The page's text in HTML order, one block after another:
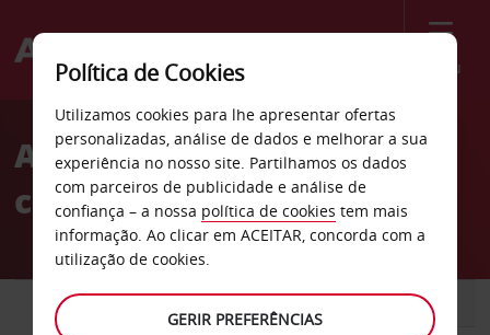
Menu
Welcome
AvisAluguer de
carros Newmarket
CARRO COMERCIAIS
Política de Cookies
Utilizamos cookies para lhe apresentar ofertas
personalizadas, análise de dados e melhorar a sua
experiência no nosso site. Partilhamos os dados
com parceiros de publicidade e análise de
confiança – a nossa política de cookies tem mais
informação. Ao clicar em ACEITAR, concorda com a
utilização de cookies.
GERIR PREFERÊNCIAS